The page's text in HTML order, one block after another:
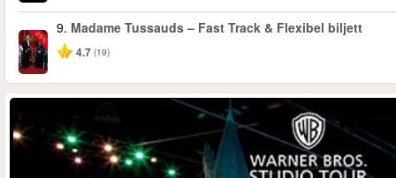
-25%
9. Madame Tussauds – Fast Track & Flexibel biljett
4.7 (19)